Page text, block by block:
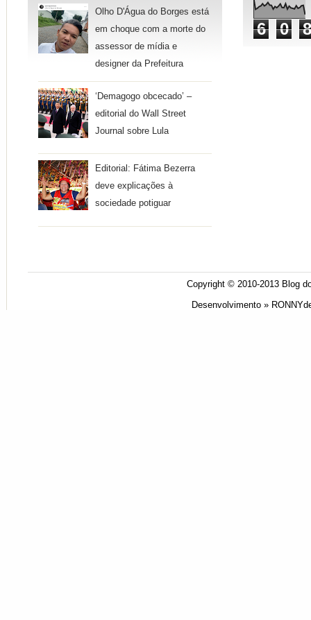
Olho D'Água do Borges está
em choque com a morte do
assessor de mídia e
designer da Prefeitura
‘Demagogo obcecado’ –
editorial do Wall Street
Journal sobre Lula
Editorial: Fátima Bezerra
deve explicações à
sociedade potiguar
6 0 8
Copyright © 2010-2013 Blog
Desenvolvimento »